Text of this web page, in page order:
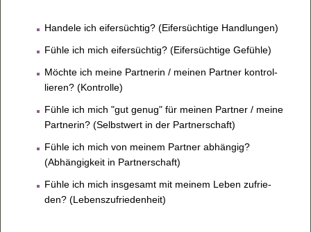
Han­dele ich eifer­süch­tig? (Eifer­süch­tige Hand­lun­gen)
Fühle ich mich eifer­süch­tig? (Eifer­süch­tige Gefühle)
Möchte ich meine Part­ne­rin / mei­nen Part­ner kon­trol­
lie­ren? (Kon­trolle)
Fühle ich mich "gut genug" für mei­nen Part­ner / meine
Part­ne­rin? (Selbst­wert in der Part­ner­schaft)
Fühle ich mich von mei­nem Part­ner abhän­gig?
(Abhän­gig­keit in Part­ner­schaft)
Fühle ich mich ins­ge­samt mit mei­nem Leben zufrie­
den? (Lebens­zu­frie­den­heit)